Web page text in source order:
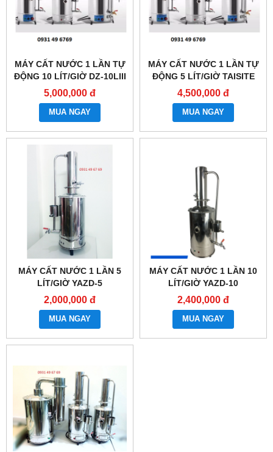
MÁY CẤT NƯỚC 1 LẦN TỰ
ĐỘNG 10 LÍT/GIỜ DZ-10LIII
5,000,000 đ
MUA NGAY
MÁY CẤT NƯỚC 1 LẦN TỰ
ĐỘNG 5 LÍT/GIỜ TAISITE
DZ-5LIII
4,500,000 đ
MUA NGAY
MÁY CẤT NƯỚC 1 LẦN 5
LÍT/GIỜ YAZD-5
2,000,000 đ
MUA NGAY
MÁY CẤT NƯỚC 1 LẦN 10
LÍT/GIỜ YAZD-10
2,400,000 đ
MUA NGAY